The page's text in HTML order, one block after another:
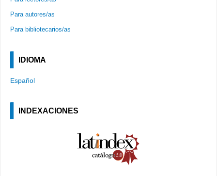
Para autores/as
Para bibliotecarios/as
IDIOMA
Español
INDEXACIONES